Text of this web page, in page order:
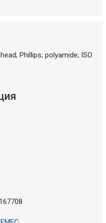
Phillips; polyamide; ISO